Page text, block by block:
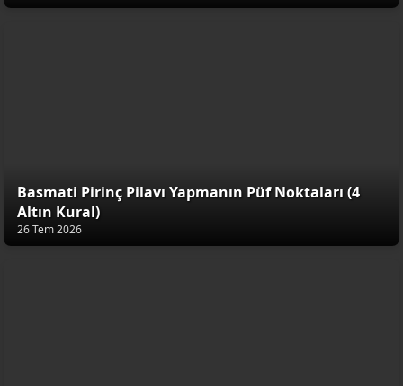
Basmati Pirinç Pilavı Yapmanın Püf Noktaları (4
Altın Kural)
26 Tem 2026